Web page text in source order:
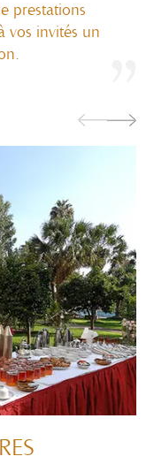
prestations
vos invités un